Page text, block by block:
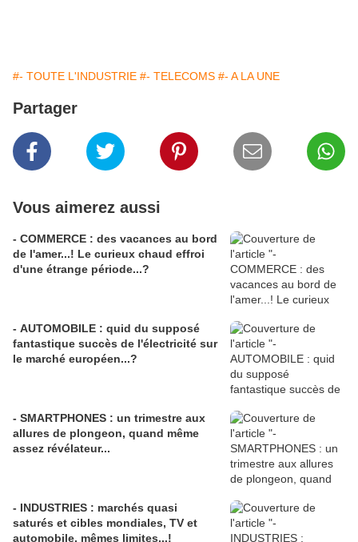
#- TOUTE L'INDUSTRIE #- TELECOMS #- A LA UNE
Partager
Vous aimerez aussi
- COMMERCE : des vacances au bord
de l'amer...! Le curieux chaud effroi
d'une étrange période...?
- AUTOMOBILE : quid du supposé
fantastique succès de l'électricité sur
le marché européen...?
- SMARTPHONES : un trimestre aux
allures de plongeon, quand même
assez révélateur...
- INDUSTRIES : marchés quasi
saturés et cibles mondiales, TV et
automobile, mêmes limites...!